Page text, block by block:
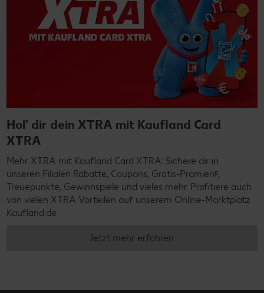
Hol' dir dein XTRA mit Kaufland Card
XTRA
Mehr XTRA mit Kaufland Card XTRA: Sichere dir in
unseren Filialen Rabatte, Coupons, Gratis-Prämienᵖ,
Treuepunkte, Gewinnspiele und vieles mehr. Profitiere auch
von vielen XTRA Vorteilen auf unserem Online-Marktplatz
Kaufland.de
Jetzt mehr erfahren